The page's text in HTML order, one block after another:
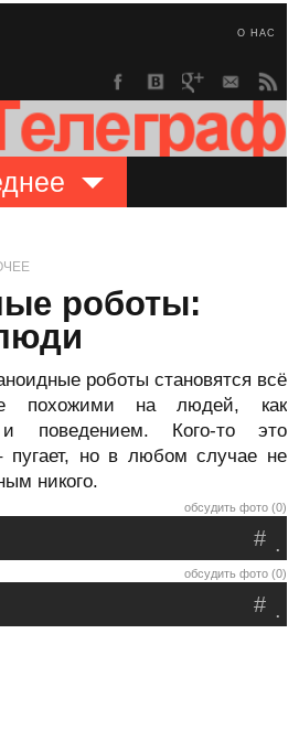
О НАС
роботы:
роботы становятся всё
похожими на людей, как
поведением. Кого-то это
пугает, но в любом случае не
никого.
обсудить фото (0)
.
#
обсудить фото (0)
.
#